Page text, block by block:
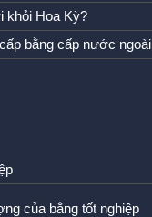
khỏi Hoa Kỳ?
bằng cấp nước
của bằng tốt nghiệp